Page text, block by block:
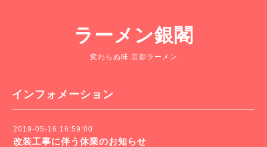
ラーメン銀閣
変わらぬ味 京都ラーメン
インフォメーション
2019-05-16 16:59:00
改装工事に伴う休業のお知らせ